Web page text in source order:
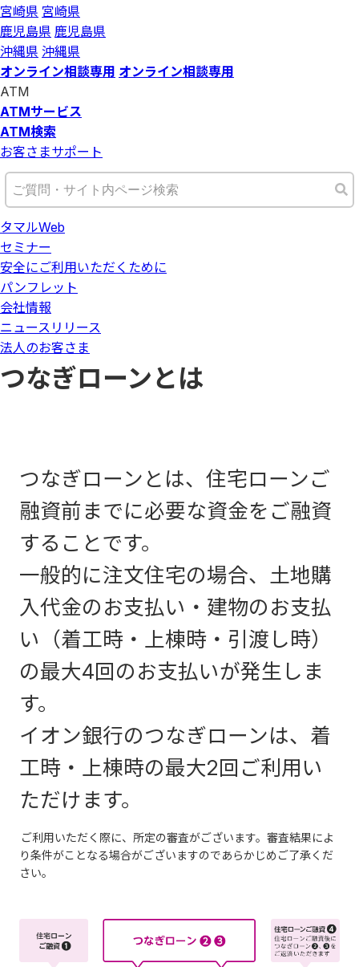
宮崎県 宮崎県
鹿児島県 鹿児島県
沖縄県 沖縄県
オンライン相談専用 オンライン相談専用
ATM
ATMサービス
ATM検索
お客さまサポート
タマルWeb
セミナー
安全にご利用いただくために
パンフレット
会社情報
ニュースリリース
法人のお客さま
つなぎローンとは
つなぎローンとは、住宅ローンご
融資前までに必要な資金をご融資
することです。
一般的に注文住宅の場合、土地購
入代金のお支払い・建物のお支払
い（着工時・上棟時・引渡し時）
の最大4回のお支払いが発生しま
す。
イオン銀行のつなぎローンは、着
工時・上棟時の最大2回ご利用い
ただけます。
ご利用いただく際に、所定の審査がございます。審査結果によ
り条件がことなる場合がございますのであらかじめご了承くだ
さい。